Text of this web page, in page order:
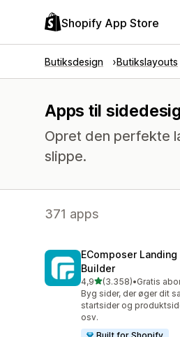
Shopify App Store
Butiksdesign Butikslayouts
Apps til
Opret den perfekte
slippe.
371 apps
EComposer Landing
Builder
4,9ud af 5 stjerner
(3.358)
3358 anmeldelser i alt
•
Byg sider, der øger dit
startsider og
osv.